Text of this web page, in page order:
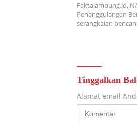
Faktalampung.id,
Penanggulangan
serangkaian
Tinggalkan
Alamat email